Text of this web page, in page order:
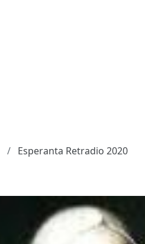
Esperanta Retradio 2020